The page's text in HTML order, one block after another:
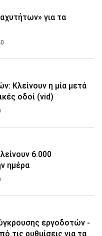
για τα
Κλείνουν η μία μετά
οδοί (vid)
6.000
ημέρα
εργοδοτών -
τις ρυθμίσεις για τα